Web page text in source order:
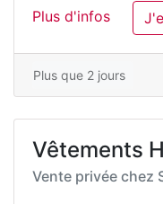
Plus d'infos
Plus que 2 jours
Vêtements
Vente privée chez